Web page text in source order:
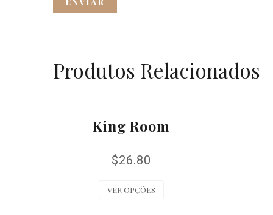
Produtos Relacionados
King Room
$26.80
VER OPÇÕES